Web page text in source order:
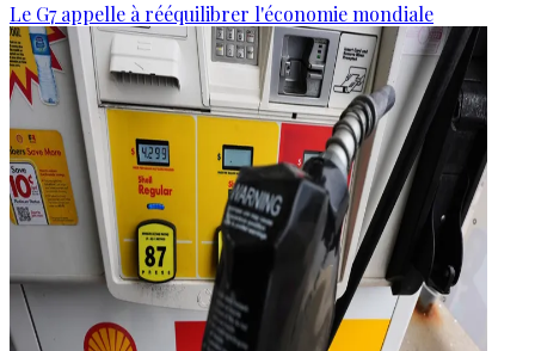
Le G7 appelle à rééquilibrer l'économie mondiale